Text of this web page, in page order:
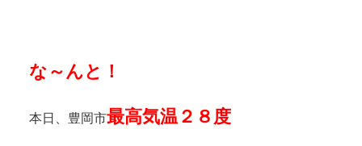
な～んと！
本日、豊岡市最高気温２８度